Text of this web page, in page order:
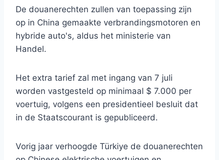
De douanerechten zullen van toepassing zijn
op in China gemaakte verbrandingsmotoren en
hybride auto's, aldus het ministerie van
Handel.
Het extra tarief zal met ingang van 7 juli
worden vastgesteld op minimaal $ 7.000 per
voertuig, volgens een presidentieel besluit dat
in de Staatscourant is gepubliceerd.
Vorig jaar verhoogde Türkiye de douanerechten